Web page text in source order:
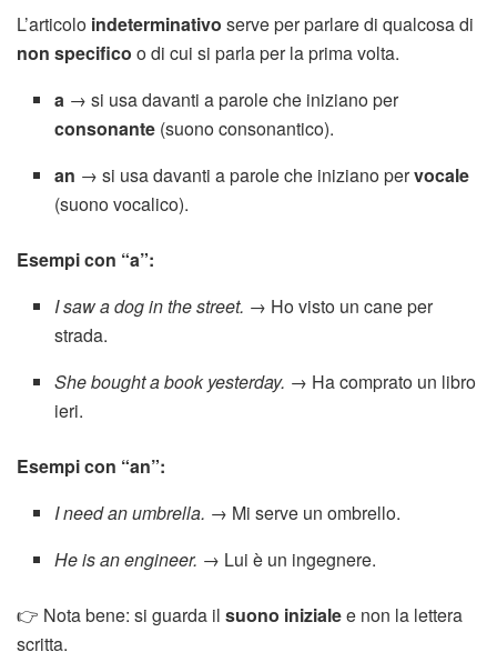
L’articolo indeterminativo serve per parlare di qualcosa di
non specifico o di cui si parla per la prima volta.
a → si usa davanti a parole che iniziano per
consonante (suono consonantico).
an → si usa davanti a parole che iniziano pervocale
(suono vocalico).
Esempi con “a”:
I saw a dog in the street. → Ho visto un cane per
strada.
She bought a book yesterday. → Ha comprato un libro
ieri.
Esempi con “an”:
I need an umbrella. → Mi serve un ombrello.
He is an engineer. → Lui è un ingegnere.
👉 Nota bene: si guarda il suono inizialee non la lettera
scritta.